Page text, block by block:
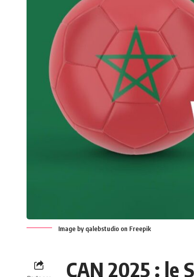
Image by qalebstudio on Freepik
CAN 2025 : le